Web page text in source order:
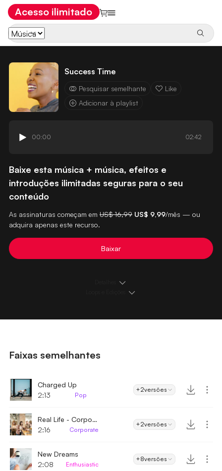
Acesso ilimitado
Success Time
Pesquisar semelhante
Like
Adicionar à playlist
00:00 02:42
Baixe esta música + música, efeitos e
introduções ilimitadas seguras para o seu
conteúdo
As assinaturas começam em US$ 16,99 US$ 9,99/mês — ou
adquira apenas este recurso.
Baixar
Faixas semelhantes
Charged Up
2:13
Pop
+2versões
Real Life - Corporate
2:16
Corporate
+2versões
New Dreams
2:08
Enthusiastic
+8versões